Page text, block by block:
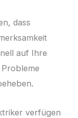
dass
auf Ihre
verfügen